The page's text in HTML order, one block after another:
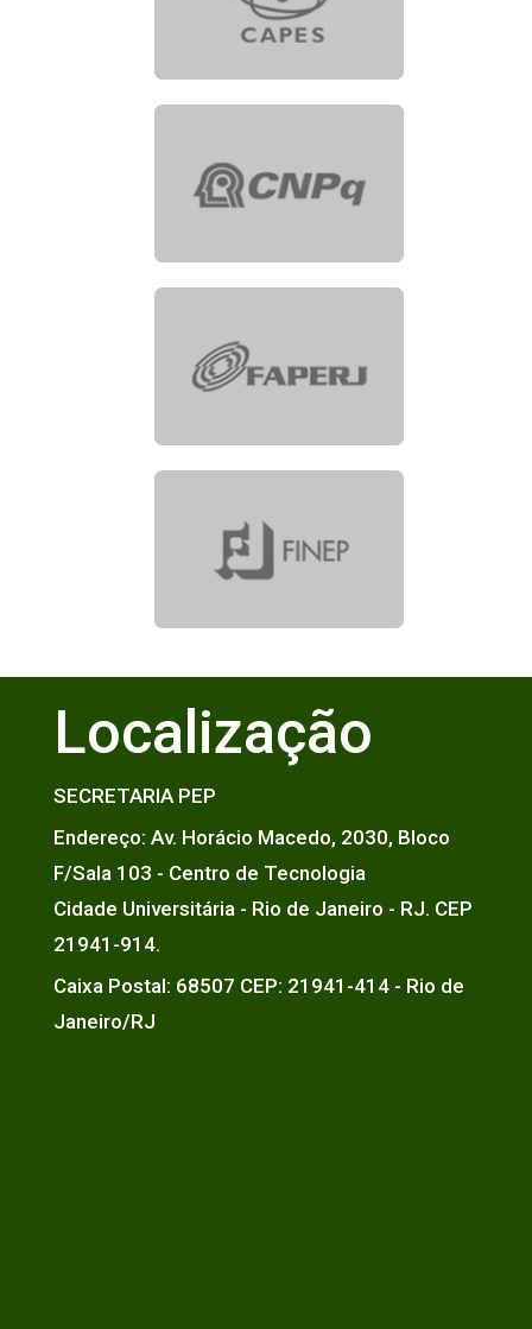
Localização
SECRETARIA PEP
Endereço: Av. Horácio Macedo, 2030, Bloco
F/Sala 103 - Centro de Tecnologia
Cidade Universitária - Rio de Janeiro - RJ. CEP
21941-914.
Caixa Postal: 68507 CEP: 21941-414 - Rio de
Janeiro/RJ